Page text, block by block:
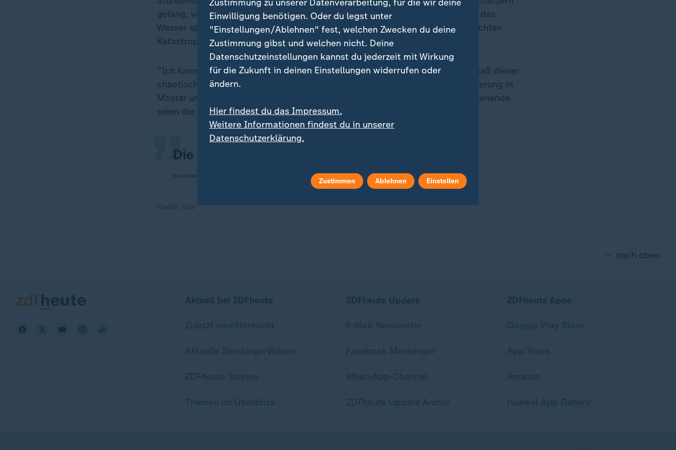
gelang, vorzudringen. Landstraßen in der Nähe sind nicht mehr zu passieren, das
Wasser spülte die Erde unter Eisenbahnschienen weg. In mehreren Orten brachten
Katastrophenschützer Menschen mit Booten in Sicherheit.
"Ich kann mich seit dem Krieg nicht an eine solche Krise erinnern. Das Ausmaß dieser
chaotischen Situation ist erschreckend", sagte ein Sprecher der Kantonsregierung in
Mostar und verwies auf den Bosnien-Krieg von 1992 bis 1995. Für das Wochenende
seien die Hochwasserprognosen schlecht.
Die Lage bleibt sehr ernst.
„
nach oben
Zustimmung zu unserer Datenverarbeitung, für die wir deine
Einwilligung benötigen. Oder du legst unter
"Einstellungen/Ablehnen" fest, welchen Zwecken du deine
Zustimmung gibst und welchen nicht. Deine
Datenschutzeinstellungen kannst du jederzeit mit Wirkung
für die Zukunft in deinen Einstellungen widerrufen oder
ändern.
Hier findest du das Impressum.
Weitere Informationen findest du in unserer
Datenschutzerklärung.
Zustimmen Ablehnen Einstellen